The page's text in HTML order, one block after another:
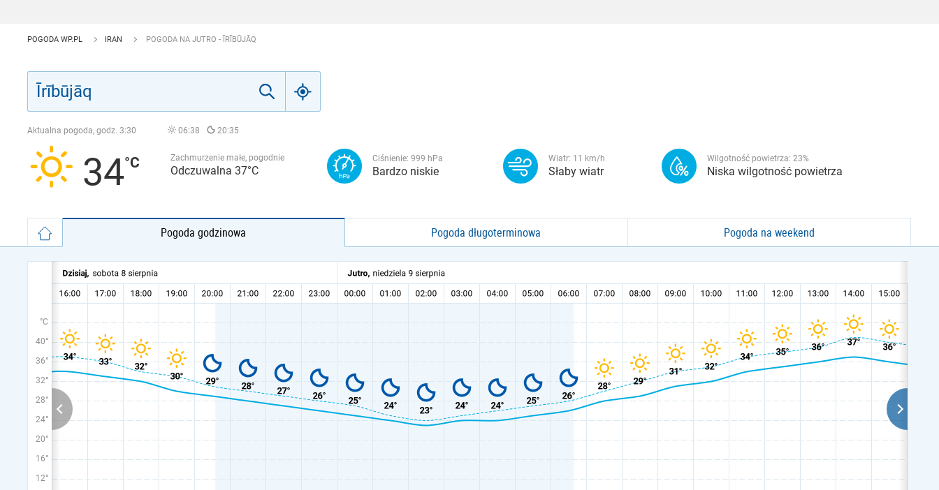
POGODA WP.PL IRAN POGODA NA JUTRO - ĪRĪBŪJĀQ
Aktualna pogoda, godz. 3:30 06:38 20:35
34 Zachmurzenie małe, pogodnie
Odczuwalna 37°C
Ciśnienie: 999 hPa
Bardzo niskie
Wiatr: 11 km/h
Słaby wiatr
Wilgotność powietrza: 23%
Niska wilgotność powietrza
Pogoda godzinowa Pogoda długoterminowa Pogoda na weekend
°C
40°
36°
32°
28°
24°
20°
16°
12°